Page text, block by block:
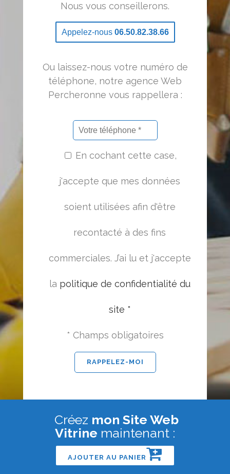
Nous vous conseillerons.
Appelez-nous 06.50.82.38.66
Ou laissez-nous votre numéro de
téléphone, notre agence Web
Percheronne vous rappellera :
En cochant cette case,
j'accepte que mes données
soient utilisées afin d'être
recontacté à des fins
commerciales. J’ai lu et j'accepte
la politique de confidentialité du
site *
* Champs obligatoires
Créez mon Site Web
Vitrine maintenant :
AJOUTER AU PANIER